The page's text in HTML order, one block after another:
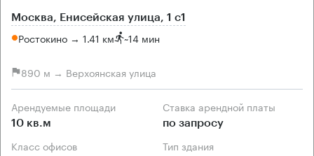
Москва, Енисейская улица, 1 с1
Ростокино → 1.41 км ~14 мин
890 м → Верхоянская улица
Арендуемые площади
10 кв.м
Ставка арендной платы
по запросу
Класс офисов Тип здания